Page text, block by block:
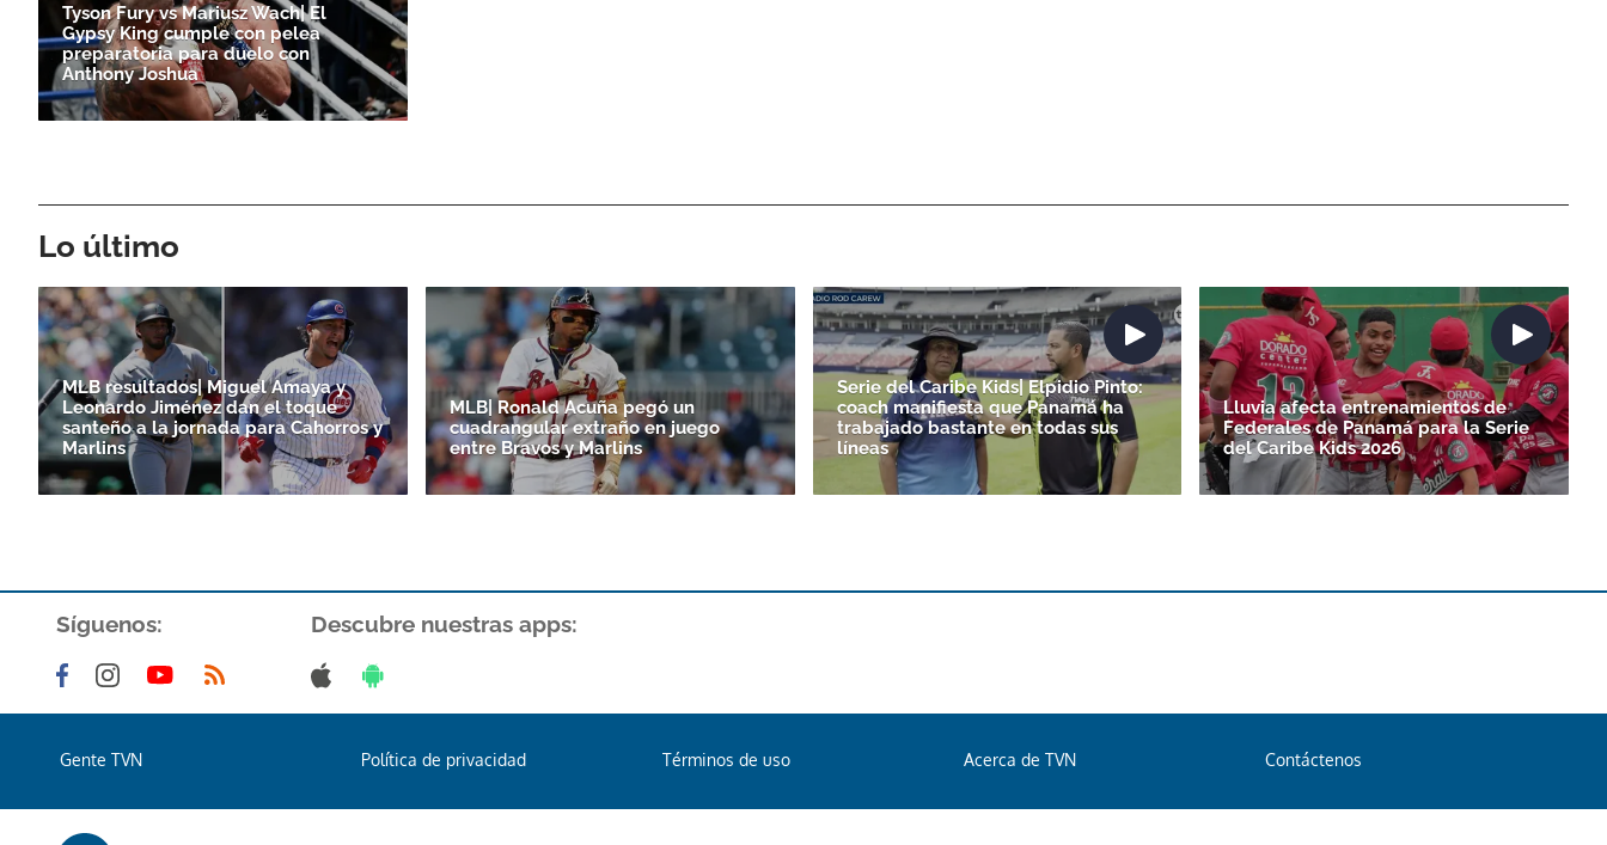
Tyson Fury vs Mariusz Wach| El
Gypsy King cumple con pelea
preparatoria para duelo con
Anthony Joshua
Lo último
MLB resultados| Miguel Amaya y
Leonardo Jiménez dan el toque
santeño a la jornada para Cahorros y
Marlins
MLB| Ronald Acuña pegó un
cuadrangular extraño en juego
entre Bravos y Marlins
Serie del Caribe Kids| Elpidio Pinto:
coach manifiesta que Panamá ha
trabajado bastante en todas sus
líneas
Lluvia afecta entrenamientos de
Federales de Panamá para la Serie
del Caribe Kids 2026
Síguenos: Descubre nuestras apps:
Gente TVN Política de privacidad Términos de uso Acerca de TVN Contáctenos